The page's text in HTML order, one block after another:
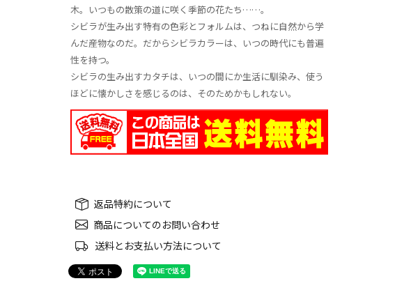
木。いつもの散策の道に咲く季節の花たち……。
シビラが生み出す特有の色彩とフォルムは、つねに自然から学
んだ産物なのだ。だからシビラカラーは、いつの時代にも普遍
性を持つ。
シビラの生み出すカタチは、いつの間にか生活に馴染み、使う
ほどに懐かしさを感じるのは、そのためかもしれない。
返品特約について
商品についてのお問い合わせ
送料とお支払い方法について